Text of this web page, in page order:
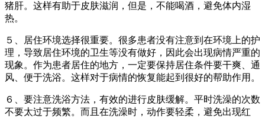
猪肝。这样有助于皮肤滋润，但是，不能喝酒，避免体内湿
热。
５、居住环境选择很重要。很多患者没有注意到在环境上的护
理，导致居住环境的卫生等没有做好，因此会出现病情严重的
现象。作为患者居住的地方，一定要保持居住条件要干爽、通
风、便于洗浴。这样对于病情的恢复能起到很好的帮助作用。
６、要注意洗浴方法，有效的进行皮肤缓解。平时洗澡的次数
不要太过于频繁。而且在洗澡时，动作要轻柔，避免出现红